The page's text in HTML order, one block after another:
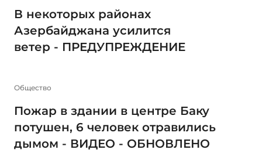
В некоторых районах
Азербайджана усилится
ветер - ПРЕДУПРЕЖДЕНИЕ
Общество
Пожар в здании в центре Баку
потушен, 6 человек отравились
дымом - ВИДЕО - ОБНОВЛЕНО